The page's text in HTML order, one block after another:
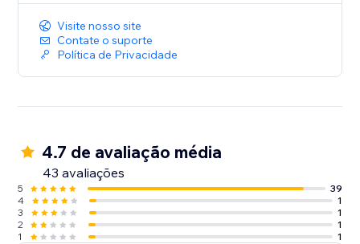
Visite nosso site
Contate o suporte
Política de Privacidade
4.7 de avaliação média
43 avaliações
5
39
4
1
3
1
2
1
1
1